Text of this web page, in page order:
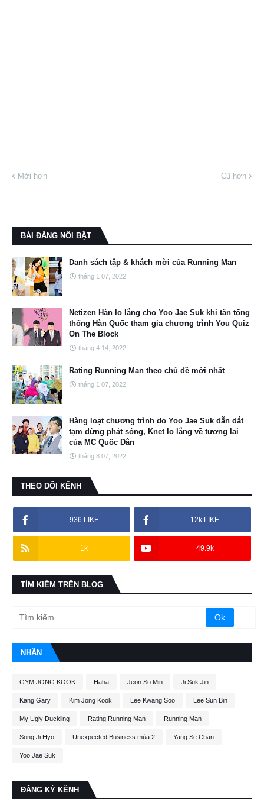
Mới hơn Cũ hơn
BÀI ĐĂNG NỔI BẬT
Danh sách tập & khách mời của Running Man
tháng 1 07, 2022
Netizen Hàn lo lắng cho Yoo Jae Suk khi tân tổng
thống Hàn Quốc tham gia chương trình You Quiz
On The Block
tháng 4 14, 2022
Rating Running Man theo chủ đề mới nhất
tháng 1 07, 2022
Hàng loạt chương trình do Yoo Jae Suk dẫn dắt
tạm dừng phát sóng, Knet lo lắng về tương lai
của MC Quốc Dân
tháng 8 07, 2022
THEO DÕI KÊNH
936 LIKE 12k LIKE
1k 49.9k
TÌM KIẾM TRÊN BLOG
NHÃN
GYM JONG KOOK Haha Jeon So Min Ji Suk Jin
Kang Gary Kim Jong Kook Lee Kwang Soo Lee Sun Bin
My Ugly Duckling Rating Running Man Running Man
Song Ji Hyo Unexpected Business mùa 2 Yang Se Chan
Yoo Jae Suk
ĐĂNG KÝ KÊNH